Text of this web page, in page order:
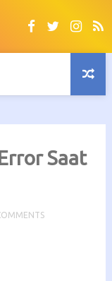
Saat